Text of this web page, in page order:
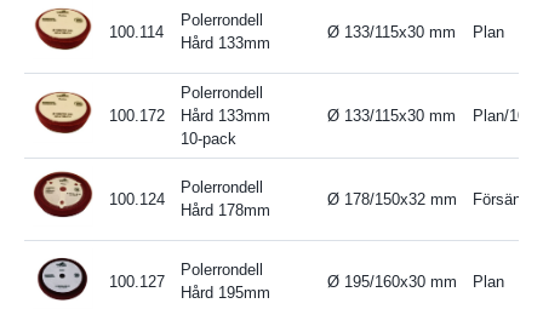
100.114
Polerrondell
Hård 133mm
Ø 133/115x30 mm Plan
100.172
Polerrondell
Hård 133mm
10-pack
Ø 133/115x30 mm Plan/10
100.124
Polerrondell
Hård 178mm
Ø 178/150x32 mm Försänkt
100.127
Polerrondell
Hård 195mm
Ø 195/160x30 mm Plan